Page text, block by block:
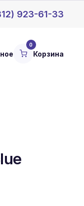
923-61-33
0
Корзина